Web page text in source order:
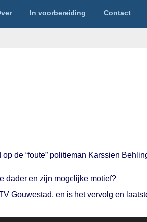
In voorbereiding Contact
de “foute” politieman Karssien
dader en zijn mogelijke motief?
Gouwestad, en is het vervolg en